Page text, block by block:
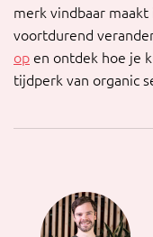
merk vindbaar
voortdurend
op en ontdek hoe je
tijdperk van organic